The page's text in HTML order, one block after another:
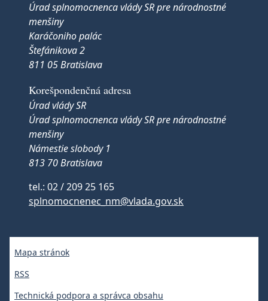
Úrad splnomocnenca vlády SR pre národnostné
menšiny
Karáčoniho palác
Štefánikova 2
811 05 Bratislava
Korešpondenčná adresa
Úrad vlády SR
Úrad splnomocnenca vlády SR pre národnostné
menšiny
Námestie slobody 1
813 70 Bratislava
tel.: 02 / 209 25 165
splnomocnenec_nm@vlada.gov.sk
Mapa stránok
RSS
Technická podpora a správca obsahu